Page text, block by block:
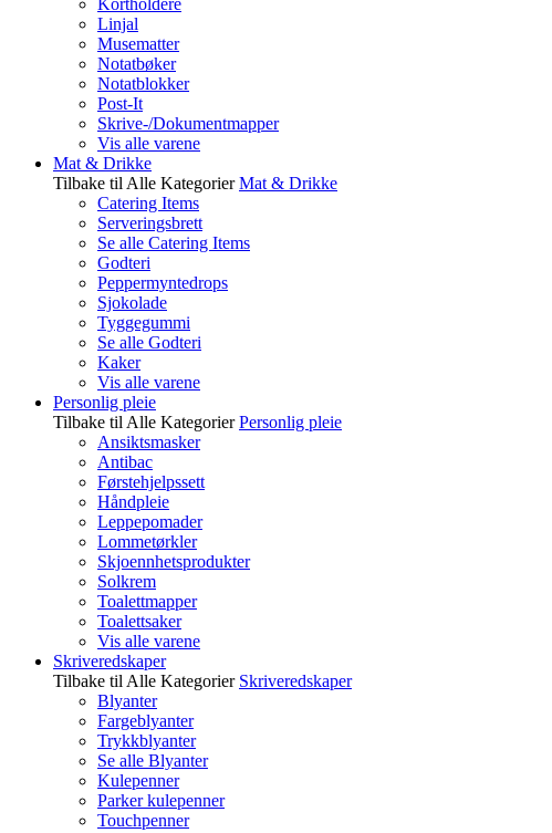
Kortholdere
Linjal
Musematter
Notatbøker
Notatblokker
Post-It
Skrive-/Dokumentmapper
Vis alle varene
Mat & Drikke
Tilbake til Alle Kategorier Mat & Drikke
Catering Items
Serveringsbrett
Se alle Catering Items
Godteri
Peppermyntedrops
Sjokolade
Tyggegummi
Se alle Godteri
Kaker
Vis alle varene
Personlig pleie
Tilbake til Alle Kategorier Personlig pleie
Ansiktsmasker
Antibac
Førstehjelpssett
Håndpleie
Leppepomader
Lommetørkler
Skjoennhetsprodukter
Solkrem
Toalettmapper
Toalettsaker
Vis alle varene
Skriveredskaper
Tilbake til Alle Kategorier Skriveredskaper
Blyanter
Fargeblyanter
Trykkblyanter
Se alle Blyanter
Kulepenner
Parker kulepenner
Touchpenner